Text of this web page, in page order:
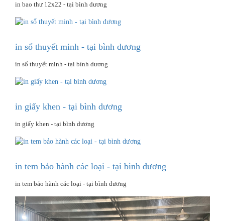
in bao thư 12x22 - tại bình dương
in sổ thuyết minh - tại bình dương
in sổ thuyết minh - tại bình dương
in giấy khen - tại bình dương
in giấy khen - tại bình dương
in tem bảo hành các loại - tại bình dương
in tem bảo hành các loại - tại bình dương